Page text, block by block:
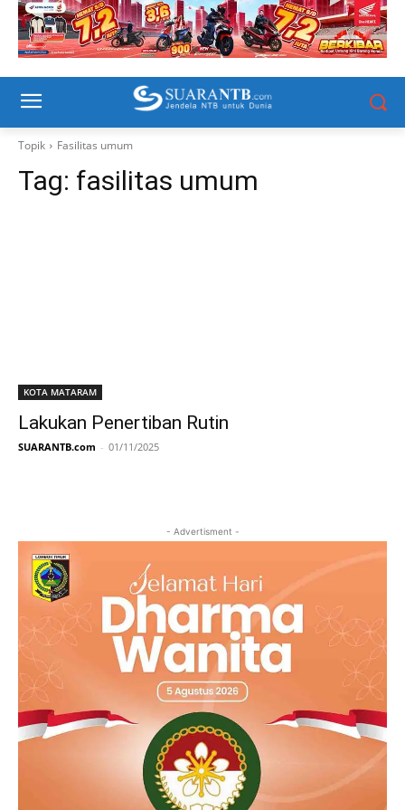
Topik Fasilitas umum
Tag: fasilitas umum
KOTA MATARAM
Lakukan Penertiban Rutin
SUARANTB.com - 01/11/2025
- Advertisment -